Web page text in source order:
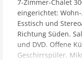
7-Zimmer-Chalet
eingerichtet:
Esstisch und
Richtung Süden.
und DVD. Offene
Geschirrspüler,